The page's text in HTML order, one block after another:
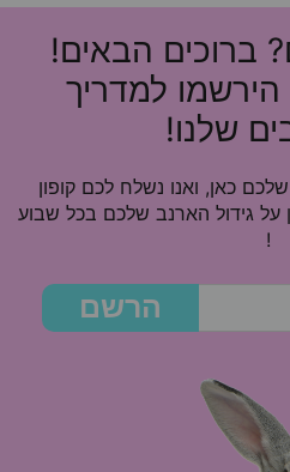
ברוכים הבאים!
הירשמו למדריך
שלנו!
כאן, ואנו נשלח לכם קופון
מעניין על גידול הארנב שלכם בכל שבוע
!
הרשם